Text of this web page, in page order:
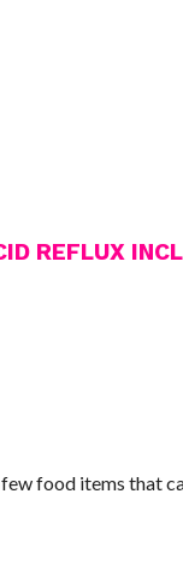
REFLUX
food items that